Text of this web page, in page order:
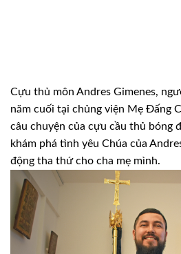
Cựu thủ môn Andres Gimenes,
năm cuối tại chủng viện Mẹ Đấng
câu chuyện của cựu cầu thủ bóng
khám phá tình yêu Chúa của
động tha thứ cho cha mẹ mình.